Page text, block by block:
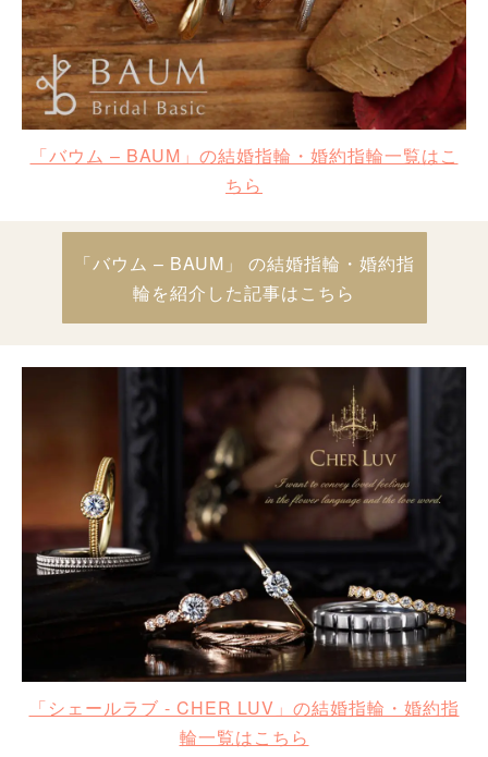
「バウム – BAUM」の結婚指輪・婚約指輪一覧はこ
ちら
「バウム – BAUM」 の結婚指輪・婚約指
輪を紹介した記事はこちら
「シェールラブ - CHER LUV」の結婚指輪・婚約指
輪一覧はこちら